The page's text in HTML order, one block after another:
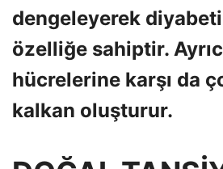
dengeleyerek
özelliğe sahiptir.
hücrelerine karşı da
kalkan oluşturur.